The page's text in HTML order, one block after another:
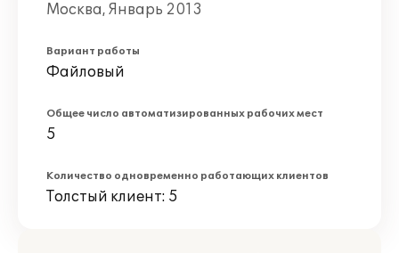
Москва, Январь 2013
Вариант работы
Файловый
Общее число автоматизированных рабочих мест
5
Количество одновременно работающих клиентов
Толстый клиент: 5